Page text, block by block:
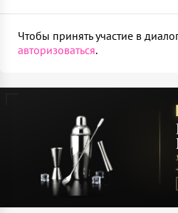
Чтобы принять участие в
авторизоваться.